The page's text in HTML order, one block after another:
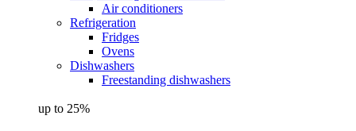
Air conditioners
Refrigeration
Fridges
Ovens
Dishwashers
Freestanding dishwashers
up to 25%